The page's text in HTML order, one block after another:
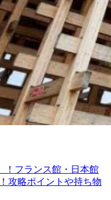
！フランス館・日本館
攻略ポイントや持ち物